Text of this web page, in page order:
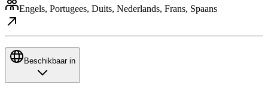
Engels, Portugees, Duits, Nederlands, Frans, Spaans
Beschikbaar in